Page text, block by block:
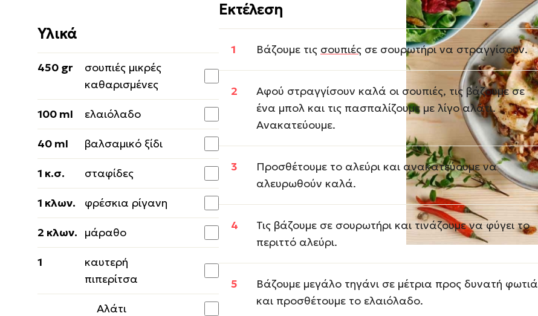
Υλικά
450 gr
σουπιές μικρές
καθαρισμένες
100 ml ελαιόλαδο
40 ml βαλσαμικό ξίδι
1 κ.σ. σταφίδες
1 κλων. φρέσκια ρίγανη
2 κλων. μάραθο
1
καυτερή
πιπερίτσα
Αλάτι
Εκτέλεση
Βάζουμε τις σουπιές σε σουρωτήρι να στραγγίσουν.
Αφού στραγγίσουν καλά οι σουπιές, τις βάζουμε σε
ένα μπολ και τις πασπαλίζουμε με λίγο αλάτι.
Ανακατεύουμε.
Προσθέτουμε το αλεύρι και ανακατεύουμε να
αλευρωθούν καλά.
Τις βάζουμε σε σουρωτήρι και τινάζουμε να φύγει το
περιττό αλεύρι.
Βάζουμε μεγάλο τηγάνι σε μέτρια προς δυνατή φωτιά
και προσθέτουμε το ελαιόλαδο.